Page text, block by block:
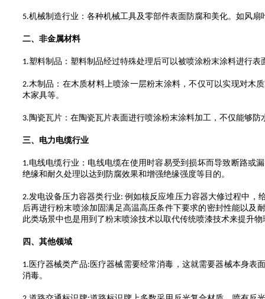
5.机械制造行业：各种机械工具及零部件表面防腐和美化。如风扇
二、非金属材料
1.塑料制品：塑料制品经过特殊处理后可以被喷涂粉末涂料进行
2.木制品：在木质材料上喷涂一层粉末涂料，不仅可以实现对木
木家具等。
3. 陶瓷瓦片：在陶瓷瓦片表面进行喷涂粉末涂料加工，不仅能够
三、电力电缆行业
1.电线电缆行业：电线电缆在使用时容易受到损坏而导致断路或
绝缘和耐久处理以达到防腐效果和增强绝缘强度等目的。
2.发电设备压力容器类行业: 例如核反应堆压力容器大修过程中，
后再进行粉末喷涂加固满足高温高压条件下要求的密封性能以及
此类场景中也是用到了粉末喷涂技术以取代传统喷漆技术来提升物
四、其他领域
1. 医疗器械类产品: 医疗器械需要经常消毒，这就需要器械本身表
消毒。